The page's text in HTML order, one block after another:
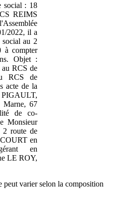
social : 18
REIMS
2022, il a
social au 2
à compter
Objet :
au RCS de
RCS de
acte de la
PIGAULT,
Marne, 67
de co-
Monsieur
2 route de
en
en
LE ROY,
peut varier selon la composition